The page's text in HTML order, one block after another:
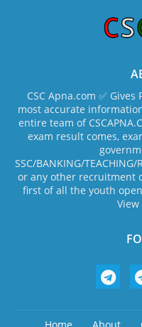
CSC Apna.com ✅
most accurate
entire team of
exam result comes,
SSC/BANKING/
or any other recruitment
first of all the youth